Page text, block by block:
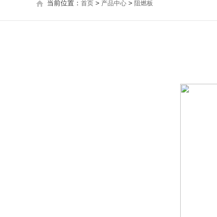
当前位置： 首页 > 产品中心 > 阻燃板